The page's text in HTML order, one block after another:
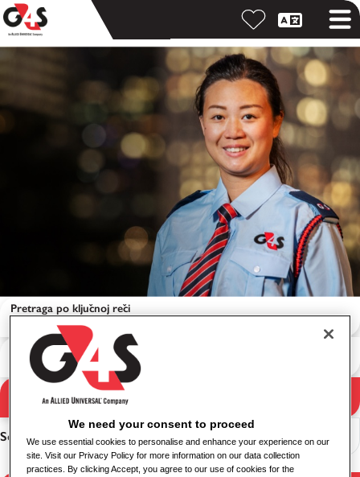
Rezultati pretrage
Pretraga po ključnoj reči
Pretraga po lokaciji
Sortiranje
We need your consent to proceed
We use essential cookies to personalise and enhance your experience on our
site. Visit our Privacy Policy for more information on our data collection
practices. By clicking Accept, you agree to our use of cookies for the